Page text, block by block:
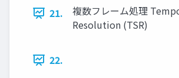
21.
複数フレーム処理
Resolution (TSR)
22.